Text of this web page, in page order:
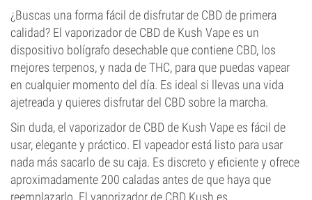
¿Buscas una forma fácil de disfrutar de CBD de primera
calidad? El vaporizador de CBD de Kush Vape es un
dispositivo bolígrafo desechable que contiene CBD, los
mejores terpenos, y nada de THC, para que puedas vapear
en cualquier momento del día. Es ideal si llevas una vida
ajetreada y quieres disfrutar del CBD sobre la marcha.
Sin duda, el vaporizador de CBD de Kush Vape es fácil de
usar, elegante y práctico. El vapeador está listo para usar
nada más sacarlo de su caja. Es discreto y eficiente y ofrece
aproximadamente 200 caladas antes de que haya que
reemplazarlo. El vaporizador de CBD Kush es